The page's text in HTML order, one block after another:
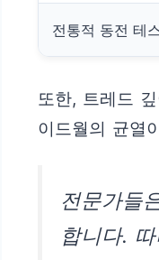
전통적 동전 테
또한, 트레드
이드월의 균열
전문가들
합니다.